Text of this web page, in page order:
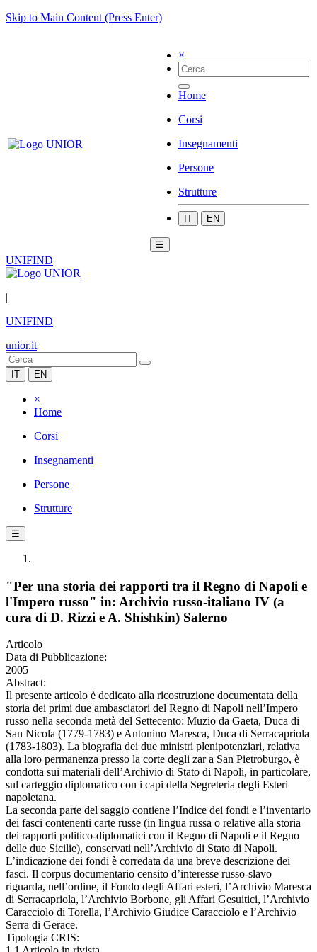
Skip to Main Content (Press Enter)
×
Home
Corsi
Insegnamenti
Persone
Strutture
IT EN
☰
UNIFIND
|
UNIFIND
unior.it
IT EN
×
Home
Corsi
Insegnamenti
Persone
Strutture
☰
"Per una storia dei rapporti tra il Regno di Napoli e
l'Impero russo" in: Archivio russo-italiano IV (a
cura di D. Rizzi e A. Shishkin) Salerno
Articolo
Data di Pubblicazione:
2005
Abstract:
Il presente articolo è dedicato alla ricostruzione documentata della
storia dei primi due ambasciatori del Regno di Napoli nell’Impero
russo nella seconda metà del Settecento: Muzio da Gaeta, Duca di
San Nicola (1779-1783) e Antonino Maresca, Duca di Serracapriola
(1783-1803). La biografia dei due ministri plenipotenziari, relativa
alla loro permanenza presso la corte degli zar a San Pietroburgo, è
condotta sui materiali dell’Archivio di Stato di Napoli, in particolare,
sul carteggio diplomatico con i capi della Segreteria degli Esteri
napoletana.
La seconda parte del saggio contiene l’Indice dei fondi e l’inventario
dei fasci contenenti carte russe (in lingua russa o relative alla storia
dei rapporti politico-diplomatici con il Regno di Napoli e il Regno
delle due Sicilie), conservati nell’Archivio di Stato di Napoli.
L’indicazione dei fondi è corredata da una breve descrizione dei
fasci. Il corpus documentario censito d’interesse russo-slavo
riguarda, nell’ordine, il Fondo degli Affari esteri, l’Archivio Maresca
di Serracapriola, l’Archivio Borbone, gli Affari Gesuitici, l’Archivio
Caracciolo di Torella, l’Archivio Giudice Caracciolo e l’Archivio
Serra di Gerace.
Tipologia CRIS: